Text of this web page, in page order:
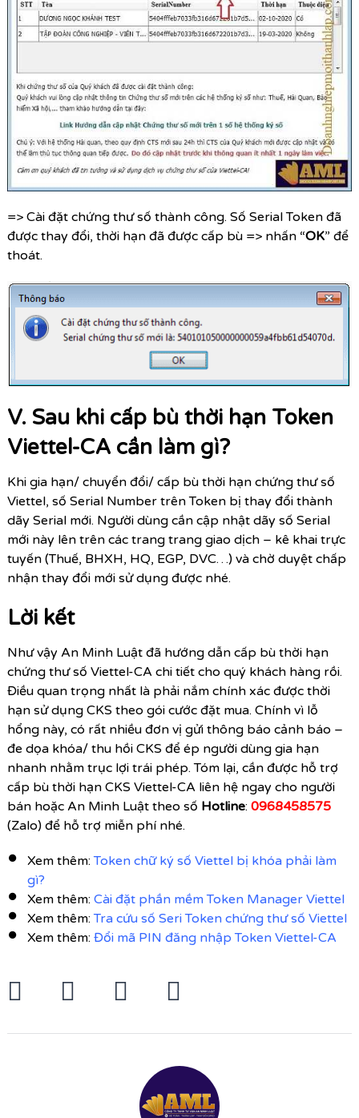
=> Cài đặt chứng thư số thành công. Số Serial Token đã
được thay đổi, thời hạn đã được cấp bù => nhấn “OK” để
thoát.
V. Sau khi cấp bù thời hạn Token
Viettel-CA cần làm gì?
Khi gia hạn/ chuyển đổi/ cấp bù thời hạn chứng thư số
Viettel, số Serial Number trên Token bị thay đổi thành
dãy Serial mới. Người dùng cần cập nhật dãy số Serial
mới này lên trên các trang trang giao dịch – kê khai trực
tuyến (Thuế, BHXH, HQ, EGP, DVC…) và chờ duyệt chấp
nhận thay đổi mới sử dụng được nhé.
Lời kết
Như vậy An Minh Luật đã hướng dẫn cấp bù thời hạn
chứng thư số Viettel-CA chi tiết cho quý khách hàng rồi.
Điều quan trọng nhất là phải nắm chính xác được thời
hạn sử dụng CKS theo gói cước đặt mua. Chính vì lỗ
hổng này, có rất nhiều đơn vị gửi thông báo cảnh báo –
đe dọa khóa/ thu hồi CKS để ép người dùng gia hạn
nhanh nhằm trục lợi trái phép. Tóm lại, cần được hỗ trợ
cấp bù thời hạn CKS Viettel-CA liên hệ ngay cho người
bán hoặc An Minh Luậttheo số Hotline: 0968458575
(Zalo) để hỗ trợ miễn phí nhé.
Xem thêm:Token chữ ký số Viettel bị khóaphải làm
gì?
Xem thêm: Cài đặt phần mềm Token Manager Viettel
Xem thêm:Tra cứu số Seri Token chứng thư số Viettel
Xem thêm: Đổi mã PIN đăng nhập Token Viettel-CA